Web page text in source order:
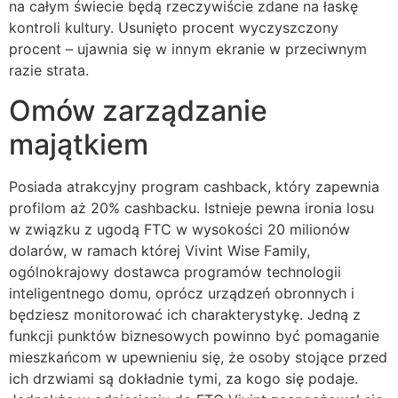
na całym świecie będą rzeczywiście zdane na łaskę
kontroli kultury. Usunięto procent wyczyszczony
procent – ujawnia się w innym ekranie w przeciwnym
razie strata.
Omów zarządzanie
majątkiem
Posiada atrakcyjny program cashback, który zapewnia
profilom aż 20% cashbacku. Istnieje pewna ironia losu
w związku z ugodą FTC w wysokości 20 milionów
dolarów, w ramach której Vivint Wise Family,
ogólnokrajowy dostawca programów technologii
inteligentnego domu, oprócz urządzeń obronnych i
będziesz monitorować ich charakterystykę. Jedną z
funkcji punktów biznesowych powinno być pomaganie
mieszkańcom w upewnieniu się, że osoby stojące przed
ich drzwiami są dokładnie tymi, za kogo się podaje.